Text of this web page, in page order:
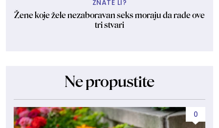
ZNATE LI?
Žene koje žele nezaboravan seks moraju da rade ove
tri stvari
Ne propustite
0